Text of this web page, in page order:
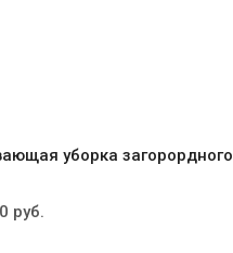
уборка загорордного
руб.